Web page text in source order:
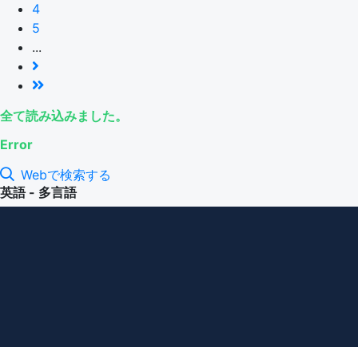
4
5
...
全て読み込みました。
Error
Webで検索する
英語 - 多言語